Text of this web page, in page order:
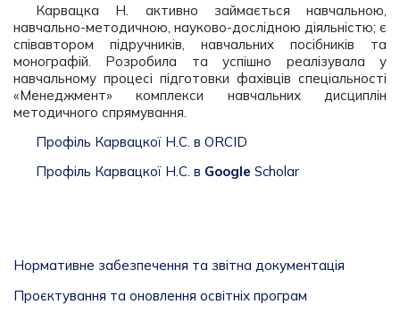
Карвацка Н. активно займається навчальною,
навчально-методичною, науково-дослідною діяльністю; є
співавтором підручників, навчальних посібників та
монографій. Розробила та успішно реалізувала у
навчальному процесі підготовки фахівців спеціальності
«Менеджмент» комплекси навчальних дисциплін
методичного спрямування.
Профіль Карвацкої Н.С. в ORCID
Профіль Карвацкої Н.С. в Google Scholar
Нормативне забезпечення та звітна документація
Проєктування та оновлення освітніх програм